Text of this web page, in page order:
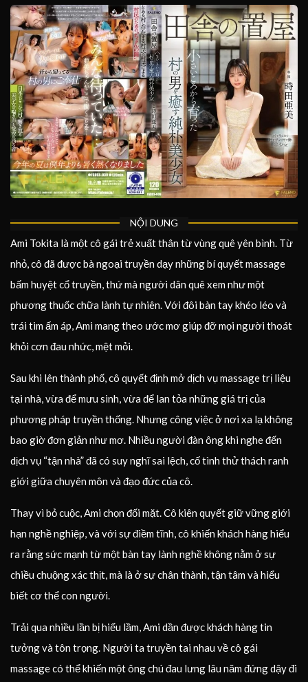
NỘI DUNG
Ami Tokita là một cô gái trẻ xuất thân từ vùng quê yên bình. Từ
nhỏ, cô đã được bà ngoại truyền dạy những bí quyết massage
bấm huyệt cổ truyền, thứ mà người dân quê xem như một
phương thuốc chữa lành tự nhiên. Với đôi bàn tay khéo léo và
trái tim ấm áp, Ami mang theo ước mơ giúp đỡ mọi người thoát
khỏi cơn đau nhức, mệt mỏi.
Sau khi lên thành phố, cô quyết định mở dịch vụ massage trị liệu
tại nhà, vừa để mưu sinh, vừa để lan tỏa những giá trị của
phương pháp truyền thống. Nhưng công việc ở nơi xa lạ không
bao giờ đơn giản như mơ. Nhiều người đàn ông khi nghe đến
dịch vụ “tận nhà” đã có suy nghĩ sai lệch, cố tình thử thách ranh
giới giữa chuyên môn và đạo đức của cô.
Thay vì bỏ cuộc, Ami chọn đối mặt. Cô kiên quyết giữ vững giới
hạn nghề nghiệp, và với sự điềm tĩnh, cô khiến khách hàng hiểu
ra rằng sức mạnh từ một bàn tay lành nghề không nằm ở sự
chiều chuộng xác thịt, mà là ở sự chân thành, tận tâm và hiểu
biết cơ thể con người.
Trải qua nhiều lần bị hiểu lầm, Ami dần được khách hàng tin
tưởng và tôn trọng. Người ta truyền tai nhau về cô gái
massage có thể khiến một ông chú đau lưng lâu năm đứng dậy đi